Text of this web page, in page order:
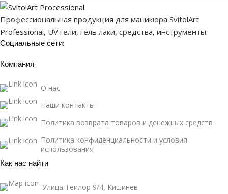
Профессиональная продукция для маникюра SvitolArt
Professional, UV гели, гель лаки, средства, инструменты.
Социальные сети:
Компания
О нас
Наши контакты
Политика возврата товаров и денежных средств
Политика конфиденциальности и условия
использования
Как нас найти
Улица Теилор 9/4, Кишинев